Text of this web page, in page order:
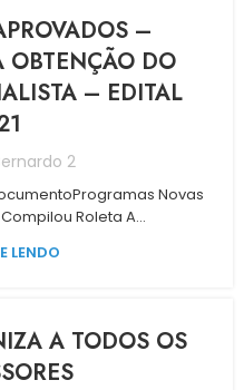
–
OBTENÇÃO DO
– EDITAL
2
Novas
Roleta A...
LENDO
A TODOS OS